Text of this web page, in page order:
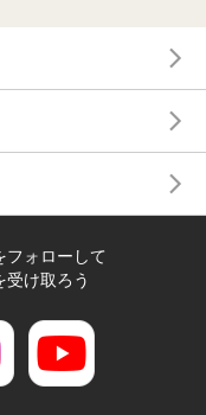
フォローして
受け取ろう